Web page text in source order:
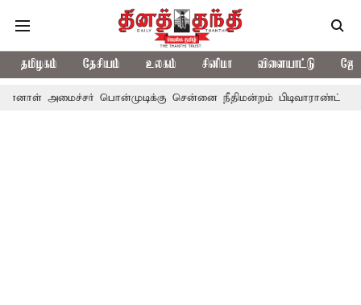
தமிழகம் தேசியம் உலகம் சினிமா விளையாட்டு
பொன்முடிக்கு சென்னை நீதிமன்றம் பிடிவாராண்ட்